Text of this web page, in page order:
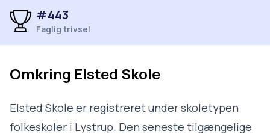
#443
Faglig trivsel
Omkring Elsted Skole
Elsted Skole er registreret under skoletypen
folkeskoler i Lystrup. Den seneste tilgængelige